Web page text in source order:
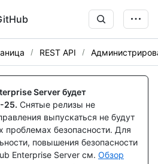
REST API
Server будет
25. Снятые релизы не
выпускаться не будут
проблемах безопасности. Для
повышения безопасности
Enterprise Server см. Обзор